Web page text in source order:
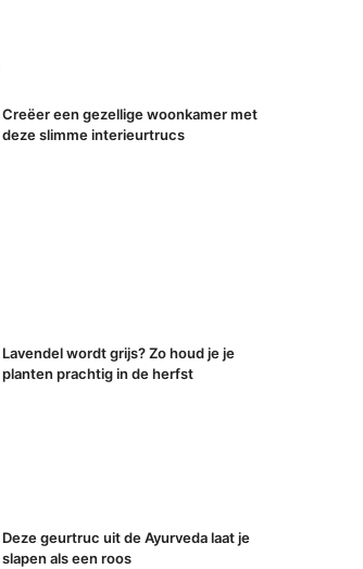
Creëer een gezellige woonkamer met
deze slimme interieurtrucs
Lavendel wordt grijs? Zo houd je je
planten prachtig in de herfst
Deze geurtruc uit de Ayurveda laat je
slapen als een roos